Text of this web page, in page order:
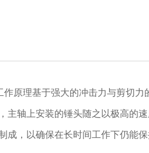
原理基于强大的冲击力与剪切力
主轴上安装的锤头随之以极高的
成，以确保在长时间工作下仍能